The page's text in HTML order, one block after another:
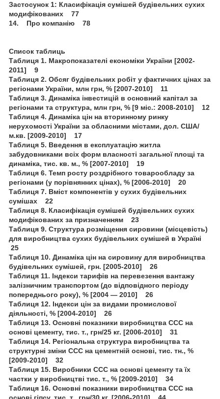
Застосунок 1: Класифікація сумішей будівельних сухих
модифікованих 77
14. Про компанію 78
Список таблиць
Таблиця 1. Макропоказателі економіки України [2002-
2011] 9
Таблиця 2. Обсяг будівельних робіт у фактичних цінах за
регіонами України, млн грн, % [2007-2010] 11
Таблиця 3. Динаміка інвестицій в основний капітал за
регіонами та структура, млн грн, % [9 міс.: 2008-2010] 12
Таблиця 4. Динаміка цін на вторинному ринку
нерухомості України за обласними містами, дол. США/
м.кв. [2009-2010] 17
Таблиця 5. Введення в експлуатацію житла
забудовниками всіх форм власності загальної площі та
динаміка, тис. кв. м., % [2007-2010] 19
Таблиця 6. Темп росту роздрібного товарообладу за
регіонами (у порівнянних цінах), % [2006-2010] 20
Таблиця 7. Вміст компонентів у сухих будівельних
сумішах 22
Таблиця 8. Класифікація сумішей будівельних сухих
модифікованих за призначенням 23
Таблиця 9. Структура розміщення сировини (місцевість)
для виробництва сухих будівельних сумішей в Україні
25
Таблиця 10. Динаміка цін на сировину для виробництва
будівельних сумішей, грн. [2005-2010] 26
Таблиця 11. Індекси тарифів на перевезення вантажу
залізничним транспортом (до відповідного періоду
попереднього року), % [2004 — 2010] 26
Таблиця 12. Індекси цін за видами промислової
діяльності, % [2004-2010] 26
Таблиця 13. Основні показники виробництва ССС на
основі цементу, тис. т., грн/25 кг. [2006-2010] 31
Таблиця 14. Регіональна структура виробництва та
структурні зміни ССС на цементній основі, тис. тн., %
[2009-2010] 32
Таблиця 15. Виробники ССС на основі цементу та їх
частки у виробництві тис. т., % [2009-2010] 34
Таблиця 16. Основні показники виробництва ССС на